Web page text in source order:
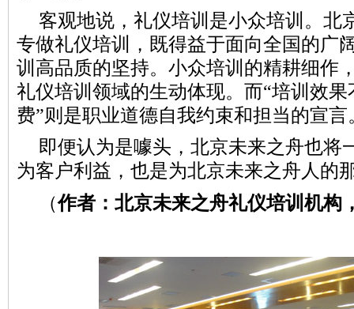
客观地说，礼仪培训是小众培训。北
专做礼仪培训，既得益于面向全国的广
训 高品质的坚持。小众培训的精耕细作
礼仪培训领域的生动体现。而“培训效
费”则是职业道德自我约束和担当的宣言
即便认为是噱头，北京未来之舟也将
为客户利益，也是为北京未来之舟人的
（作者：北京未来之舟礼仪培训机构